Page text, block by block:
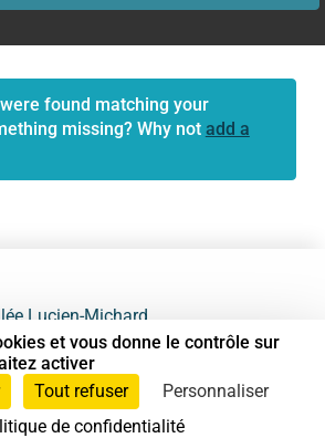
found matching your
missing? Why not add a
Lucien-Michard
Gargan
28 09
et vous donne le contrôle sur
activer
Tout refuser
Personnaliser
de confidentialité